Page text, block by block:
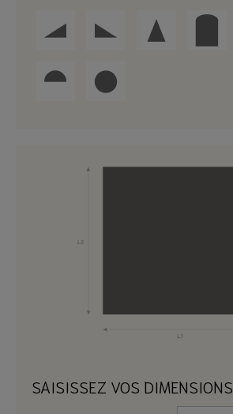
SAISISSEZ VOS DIMENSIONS